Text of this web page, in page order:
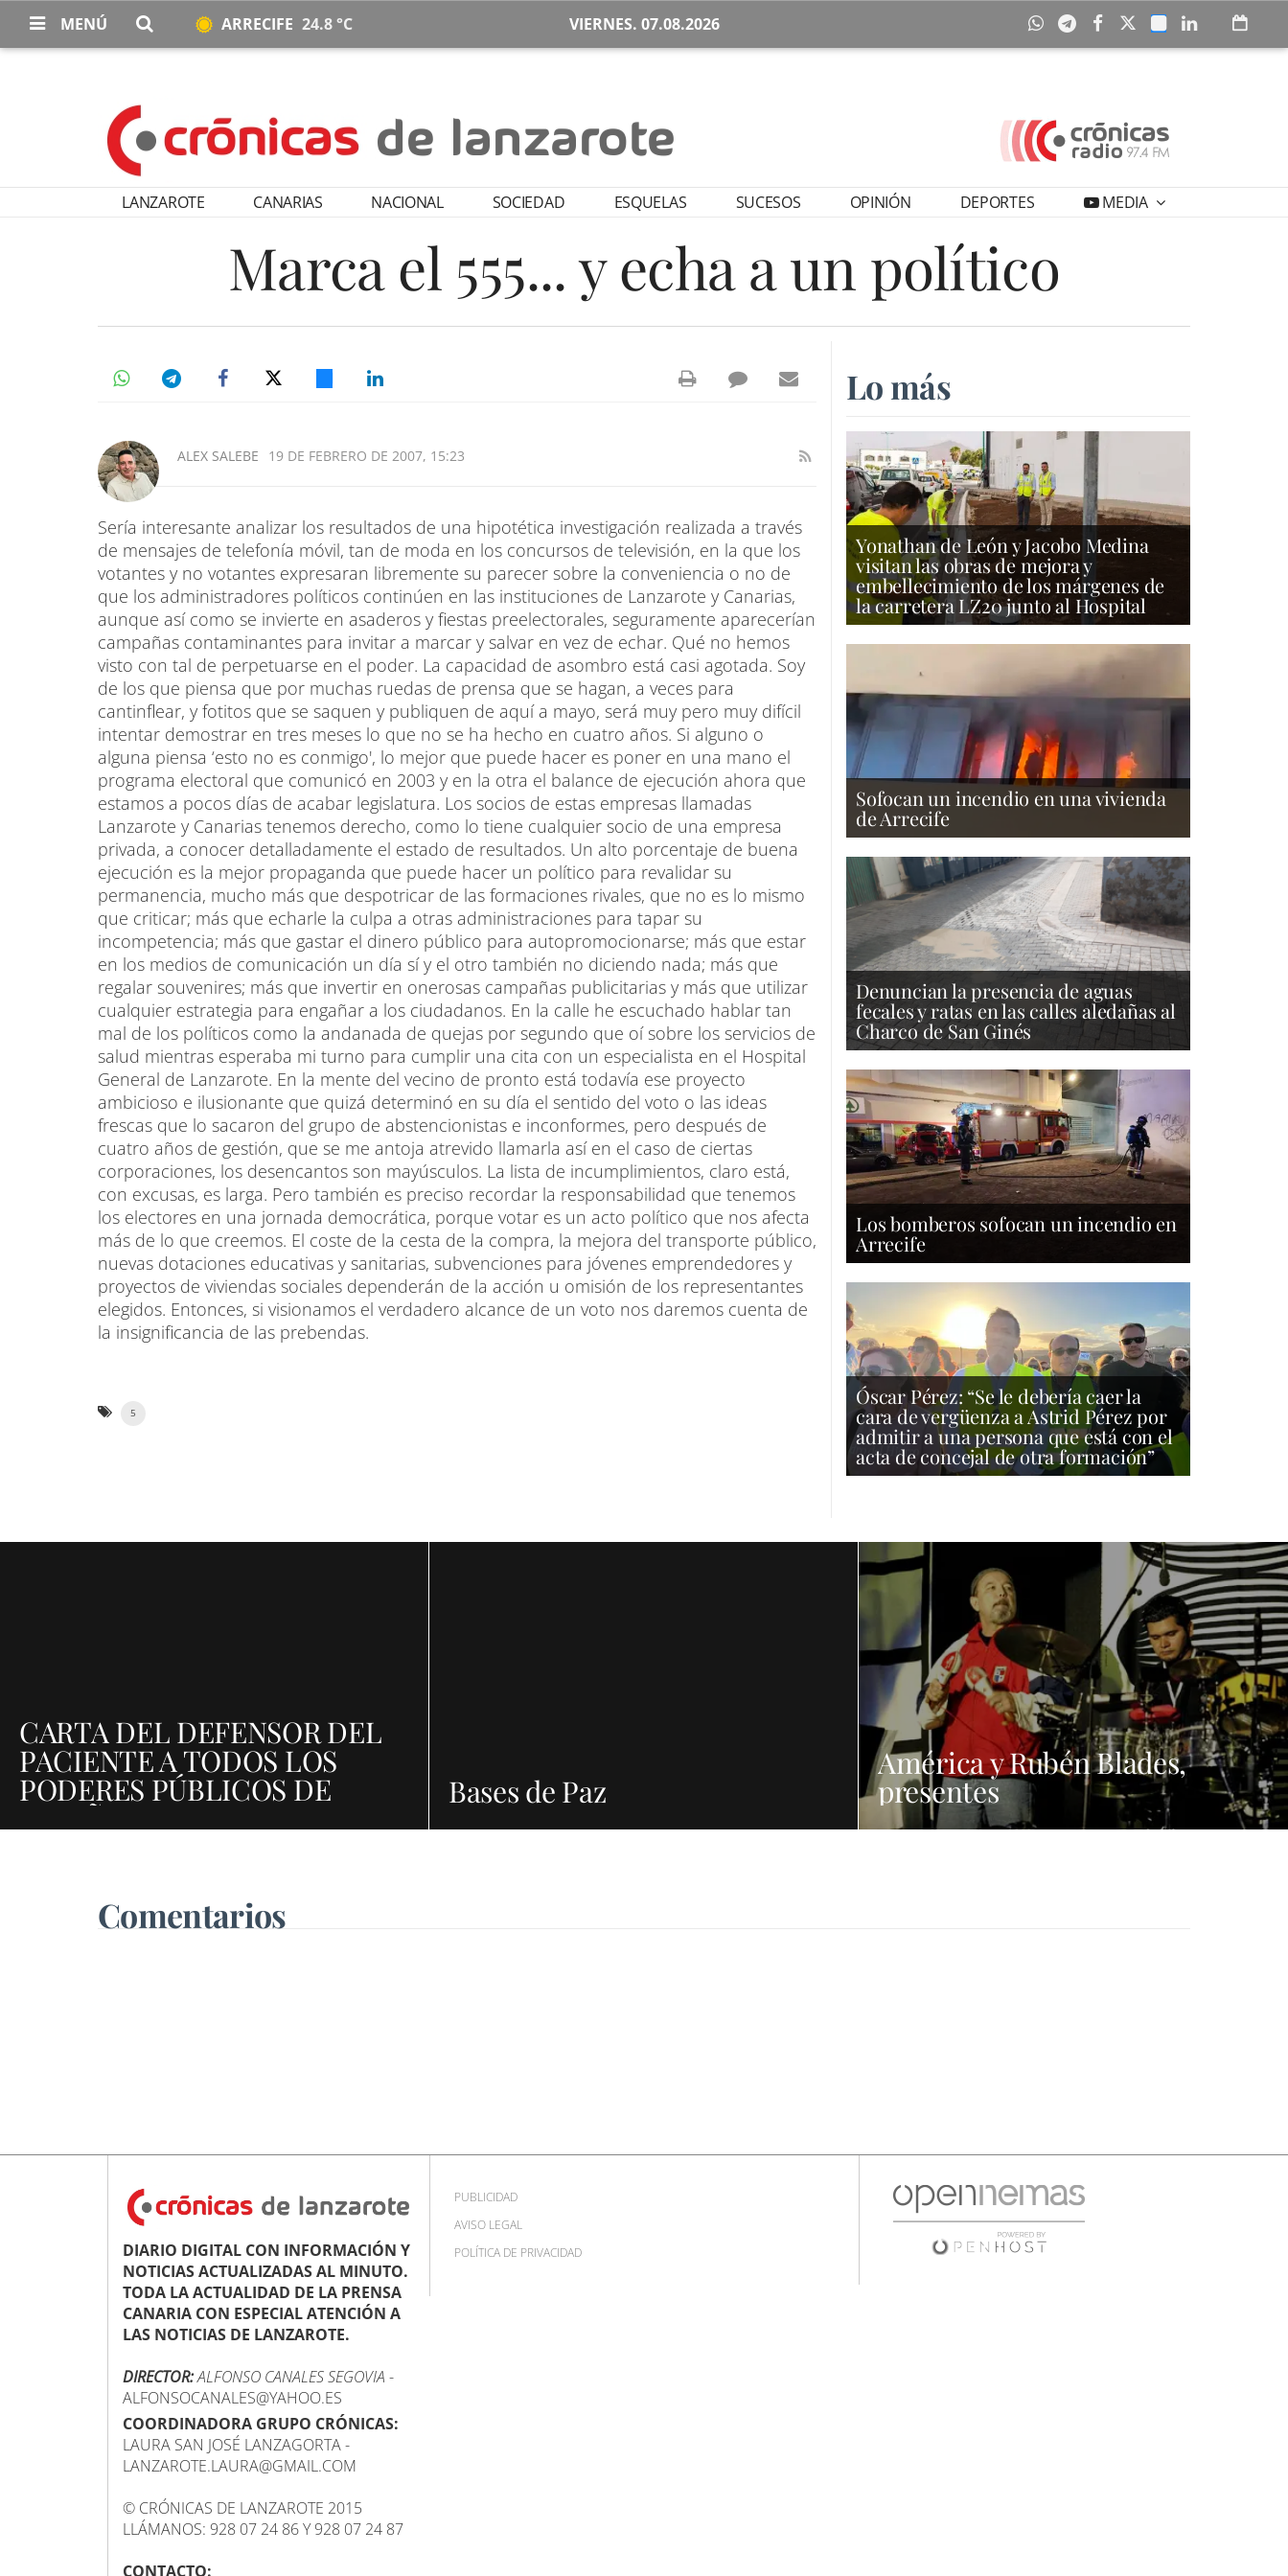
MENÚ ARRECIFE 24.8 °C VIERNES. 07.08.2026
LANZAROTE CANARIAS NACIONAL SOCIEDAD ESQUELAS SUCESOS OPINIÓN DEPORTES MEDIA
Marca el 555... y echa a un político
ALEX SALEBE 19 DE FEBRERO DE 2007, 15:23
Sería interesante analizar los resultados de una hipotética investigación realizada a través
de mensajes de telefonía móvil, tan de moda en los concursos de televisión, en la que los
votantes y no votantes expresaran libremente su parecer sobre la conveniencia o no de
que los administradores políticos continúen en las instituciones de Lanzarote y Canarias,
aunque así como se invierte en asaderos y fiestas preelectorales, seguramente aparecerían
campañas contaminantes para invitar a marcar y salvar en vez de echar. Qué no hemos
visto con tal de perpetuarse en el poder. La capacidad de asombro está casi agotada. Soy
de los que piensa que por muchas ruedas de prensa que se hagan, a veces para
cantinflear, y fotitos que se saquen y publiquen de aquí a mayo, será muy pero muy difícil
intentar demostrar en tres meses lo que no se ha hecho en cuatro años. Si alguno o
alguna piensa ‘esto no es conmigo', lo mejor que puede hacer es poner en una mano el
programa electoral que comunicó en 2003 y en la otra el balance de ejecución ahora que
estamos a pocos días de acabar legislatura. Los socios de estas empresas llamadas
Lanzarote y Canarias tenemos derecho, como lo tiene cualquier socio de una empresa
privada, a conocer detalladamente el estado de resultados. Un alto porcentaje de buena
ejecución es la mejor propaganda que puede hacer un político para revalidar su
permanencia, mucho más que despotricar de las formaciones rivales, que no es lo mismo
que criticar; más que echarle la culpa a otras administraciones para tapar su
incompetencia; más que gastar el dinero público para autopromocionarse; más que estar
en los medios de comunicación un día sí y el otro también no diciendo nada; más que
regalar souvenires; más que invertir en onerosas campañas publicitarias y más que utilizar
cualquier estrategia para engañar a los ciudadanos. En la calle he escuchado hablar tan
mal de los políticos como la andanada de quejas por segundo que oí sobre los servicios de
salud mientras esperaba mi turno para cumplir una cita con un especialista en el Hospital
General de Lanzarote. En la mente del vecino de pronto está todavía ese proyecto
ambicioso e ilusionante que quizá determinó en su día el sentido del voto o las ideas
frescas que lo sacaron del grupo de abstencionistas e inconformes, pero después de
cuatro años de gestión, que se me antoja atrevido llamarla así en el caso de ciertas
corporaciones, los desencantos son mayúsculos. La lista de incumplimientos, claro está,
con excusas, es larga. Pero también es preciso recordar la responsabilidad que tenemos
los electores en una jornada democrática, porque votar es un acto político que nos afecta
más de lo que creemos. El coste de la cesta de la compra, la mejora del transporte público,
nuevas dotaciones educativas y sanitarias, subvenciones para jóvenes emprendedores y
proyectos de viviendas sociales dependerán de la acción u omisión de los representantes
elegidos. Entonces, si visionamos el verdadero alcance de un voto nos daremos cuenta de
la insignificancia de las prebendas.
5
Lo más
Yonathan de León y Jacobo Medina
visitan las obras de mejora y
embellecimiento de los márgenes de
la carretera LZ20 junto al Hospital
Sofocan un incendio en una vivienda
de Arrecife
Denuncian la presencia de aguas
fecales y ratas en las calles aledañas al
Charco de San Ginés
Los bomberos sofocan un incendio en
Arrecife
Óscar Pérez: “Se le debería caer la
cara de vergüenza a Astrid Pérez por
admitir a una persona que está con el
acta de concejal de otra formación”
CARTA DEL DEFENSOR DEL
PACIENTE A TODOS LOS
PODERES PÚBLICOS DE
ESPAÑA
Bases de Paz
América y Rubén Blades,
presentes
Comentarios
DIARIO DIGITAL CON INFORMACIÓN Y
NOTICIAS ACTUALIZADAS AL MINUTO.
TODA LA ACTUALIDAD DE LA PRENSA
CANARIA CON ESPECIAL ATENCIÓN A
LAS NOTICIAS DE LANZAROTE.
DIRECTOR:ALFONSO CANALES SEGOVIA -
ALFONSOCANALES@YAHOO.ES
COORDINADORA GRUPO CRÓNICAS:
LAURA SAN JOSÉ LANZAGORTA -
LANZAROTE.LAURA@GMAIL.COM
© CRÓNICAS DE LANZAROTE 2015
LLÁMANOS: 928 07 24 86 Y 928 07 24 87
CONTACTO:
PUBLICIDAD
AVISO LEGAL
POLÍTICA DE PRIVACIDAD